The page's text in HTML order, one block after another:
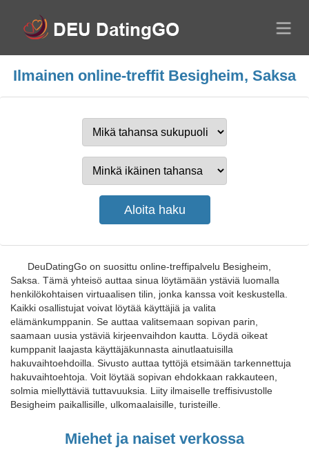
Ilmainen online-treffit Besigheim, Saksa
DeuDatingGo on suosittu online-treffipalvelu Besigheim,
Saksa. Tämä yhteisö auttaa sinua löytämään ystäviä luomalla
henkilökohtaisen virtuaalisen tilin, jonka kanssa voit keskustella.
Kaikki osallistujat voivat löytää käyttäjiä ja valita
elämänkumppanin. Se auttaa valitsemaan sopivan parin,
saamaan uusia ystäviä kirjeenvaihdon kautta. Löydä oikeat
kumppanit laajasta käyttäjäkunnasta ainutlaatuisilla
hakuvaihtoehdoilla. Sivusto auttaa tyttöjä etsimään tarkennettuja
hakuvaihtoehtoja. Voit löytää sopivan ehdokkaan rakkauteen,
solmia miellyttäviä tuttavuuksia. Liity ilmaiselle treffisivustolle
Besigheim paikallisille, ulkomaalaisille, turisteille.
Miehet ja naiset verkossa